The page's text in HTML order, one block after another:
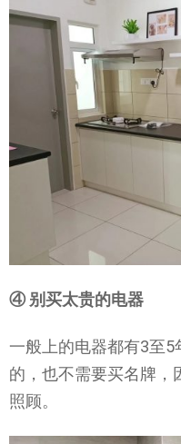
④ 别买太贵的电器
一般上的电器都有3至
的，也不需要买名牌，
照顾。